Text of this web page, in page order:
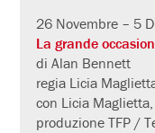
26 Novembre – 5
La grande
di Alan Bennett
regia Licia
con Licia
produzione TFP /